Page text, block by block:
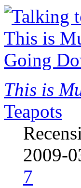
This is
Teapots
2009-
7